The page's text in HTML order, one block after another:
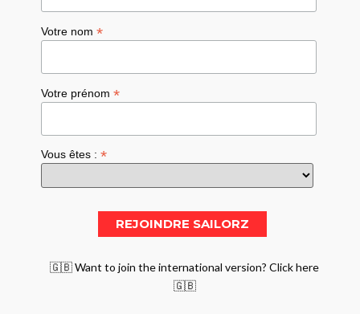
Votre nom*
Votre prénom*
Vous êtes :*
🇬🇧 Want to join the international version? Click here
🇬🇧